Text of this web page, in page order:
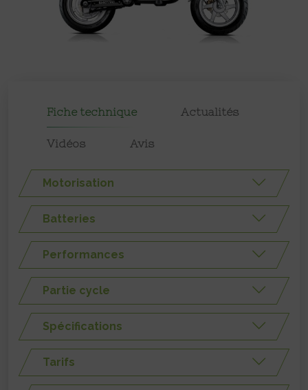
Fiche technique Actualités
Vidéos Avis
Motorisation
Batteries
Performances
Partie cycle
Spécifications
Tarifs